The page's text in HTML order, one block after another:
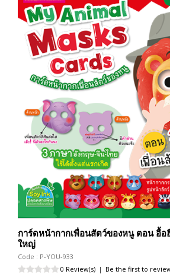
การ์ดหน้ากากเพื่อนสัตว์ของหนู ตอน อื้อ
ใหญ่
Code : P-YOU-933
0 Review(s) | Be the first to